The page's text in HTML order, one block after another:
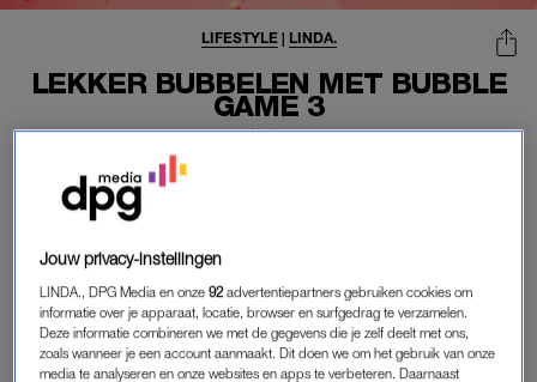
LEKKER BUBBELEN MET BUBBLE
GAME 3
LIFESTYLE| LINDA.
30-06-2020 | KELLY VAN HAL
Voor iedereen die van orde en regelmaat houdt is dit het
ideale spel de gedachten op nul te zetten.
BUBBLE GAME 3 SPELEN
Jouw privacy-instellingen
LINDA., DPG Media en onze92 advertentiepartners gebruiken cookies om
informatie over je apparaat, locatie, browser en surfgedrag te verzamelen.
Deze informatie combineren we met de gegevens die je zelf deelt met ons,
zoals wanneer je een account aanmaakt. Dit doen we om het gebruik van onze
media te analyseren en onze websites en apps te verbeteren. Daarnaast